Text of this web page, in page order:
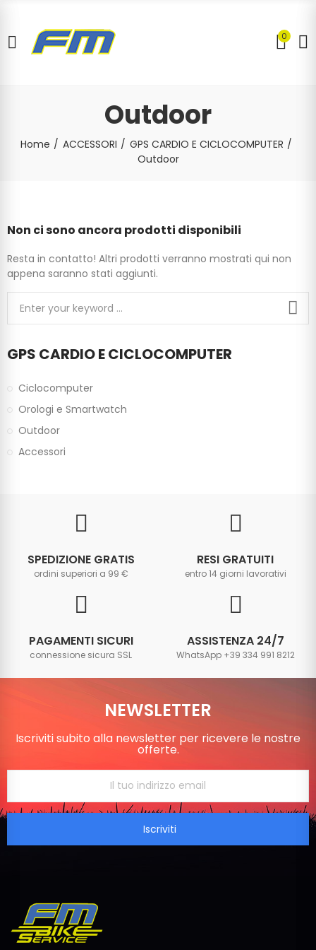
0
Outdoor
Home ACCESSORI
GPS CARDIO E CICLOCOMPUTER
Outdoor
Non ci sono ancora prodotti disponibili
Resta in contatto! Altri prodotti verranno mostrati qui non
appena saranno stati aggiunti.
GPS CARDIO E CICLOCOMPUTER
Ciclocomputer
Orologi e Smartwatch
Outdoor
Accessori
SPEDIZIONE GRATIS
ordini superiori a 99 €
RESI GRATUITI
entro 14 giorni lavorativi
PAGAMENTI SICURI
connessione sicura SSL
ASSISTENZA 24/7
WhatsApp +39 334 991 8212
NEWSLETTER
Iscriviti subito alla newsletter per ricevere le nostre
offerte.
Iscriviti